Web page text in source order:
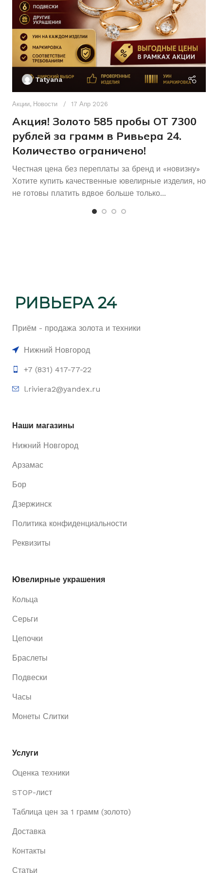
ВСТАВКА Фианит
СОСТОЯНИЕ Б/У
ЦВЕТ МЕТАЛЛА
БРЕНД Без бренда
Tatyana
Акции, Новости 17 Апр 2026
Акция! Золото 585 пробы ОТ 7300
рублей за грамм в Ривьера 24.
Количество ограничено!
Честная цена без переплаты за бренд и «новизну»
Хотите купить качественные ювелирные изделия, но
не готовы платить вдвое больше только...
Приём - продажа золота и техники
Нижний Новгород
+7 (831) 417-77-22
l.riviera2@yandex.ru
Наши магазины
Нижний Новгород
Арзамас
Бор
Дзержинск
Политика конфиденциальности
Реквизиты
Ювелирные украшения
Кольца
Серьги
Цепочки
Браслеты
Подвески
Часы
Монеты Слитки
Услуги
Оценка техники
STOP-лист
Таблица цен за 1 грамм (золото)
Доставка
Контакты
Статьи